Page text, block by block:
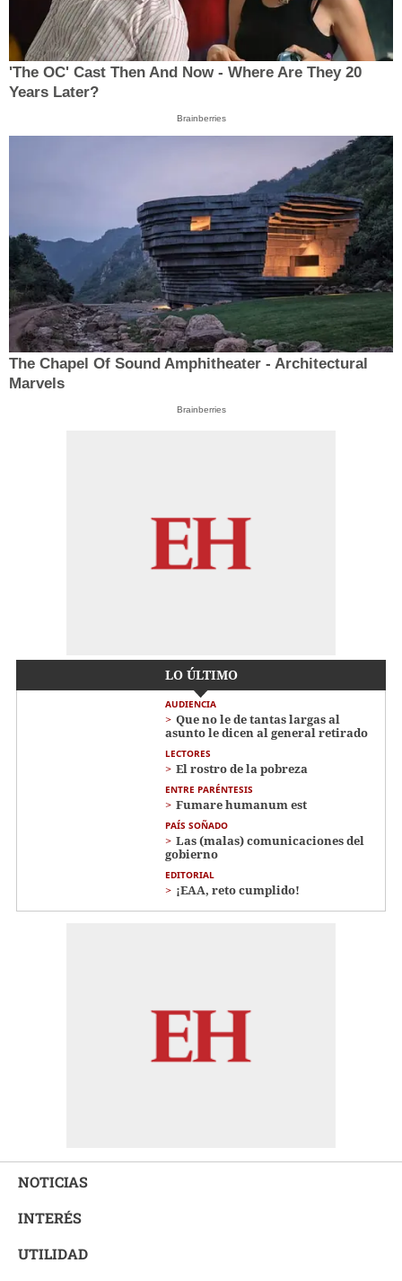
'The OC' Cast Then And Now - Where Are They 20
Years Later?
Brainberries
The Chapel Of Sound Amphitheater - Architectural
Marvels
Brainberries
LO ÚLTIMO
AUDIENCIA
Que no le de tantas largas al
asunto le dicen al general retirado
LECTORES
El rostro de la pobreza
ENTRE PARÉNTESIS
Fumare humanum est
PAÍS SOÑADO
Las (malas) comunicaciones del
gobierno
EDITORIAL
¡EAA, reto cumplido!
NOTICIAS
INTERÉS
UTILIDAD